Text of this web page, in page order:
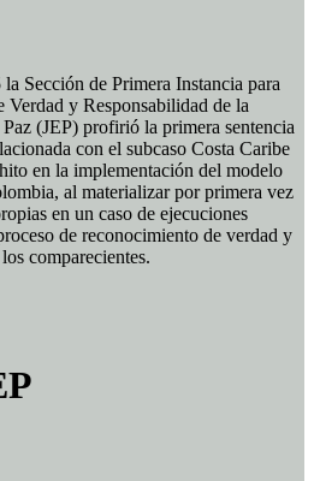
Sección de Primera Instancia para
Verdad y Responsabilidad de la
(JEP) profirió la primera sentencia
con el subcaso Costa Caribe
en la implementación del modelo
al materializar por primera vez
en un caso de ejecuciones
de reconocimiento de verdad y
comparecientes.